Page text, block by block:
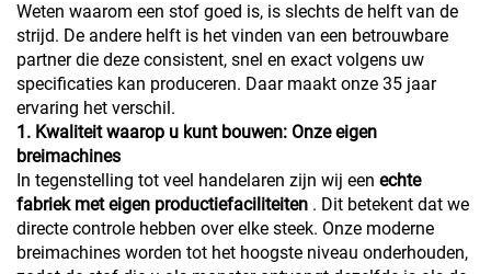
Weten waarom een stof goed is, is slechts de helft van de
strijd. De andere helft is het vinden van een betrouwbare
partner die deze consistent, snel en exact volgens uw
specificaties kan produceren. Daar maakt onze 35 jaar
ervaring het verschil.
1. Kwaliteit waarop u kunt bouwen: Onze eigen
breimachines
In tegenstelling tot veel handelaren zijn wij een echte
fabriek met eigen productiefaciliteiten . Dit betekent dat we
directe controle hebben over elke steek. Onze moderne
breimachines worden tot het hoogste niveau onderhouden,